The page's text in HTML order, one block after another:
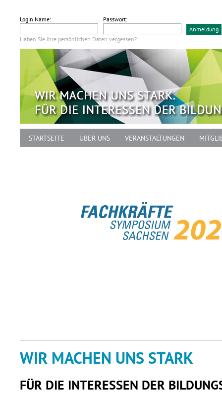
Login Name: Passwort:
Haben Sie Ihre persönlichen Daten vergessen?
STARTSEITE ÜBER UNS VERANSTALTUNGEN
WIR MACHEN UNS STARK
FÜR DIE INTERESSEN DER